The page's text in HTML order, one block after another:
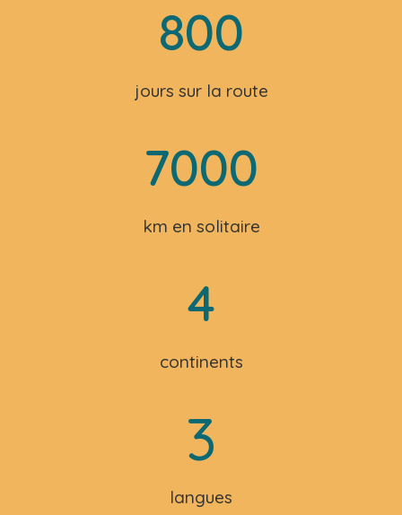
800
jours sur la route
7000
km en solitaire
4
continents
3
langues